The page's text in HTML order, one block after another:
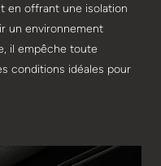
en offrant une isolation
un environnement
il empêche toute
conditions idéales pour